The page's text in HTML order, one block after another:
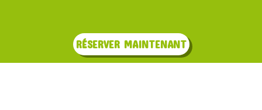
RÉSERVER MAINTENANT